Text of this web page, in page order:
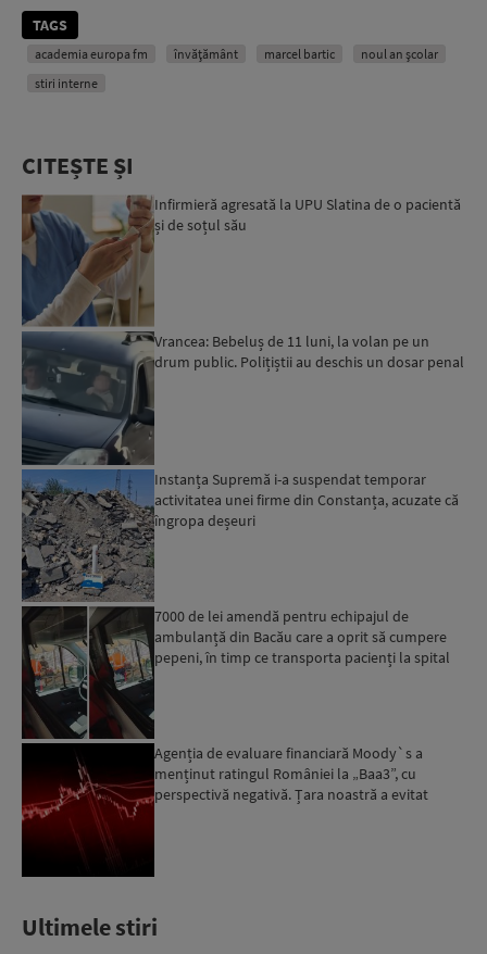
TAGS
academia europa fm învăţământ marcel bartic
noul an școlar
stiri interne
CITEȘTE ȘI
Infirmieră agresată la UPU Slatina de o pacientă
și de soțul său
Vrancea: Bebeluș de 11 luni, la volan pe un
drum public. Polițiștii au deschis un dosar penal
Instanța Supremă i-a suspendat temporar
activitatea unei firme din Constanța, acuzate că
îngropa deșeuri
7000 de lei amendă pentru echipajul de
ambulanță din Bacău care a oprit să cumpere
pepeni, în timp ce transporta pacienți la spital
Agenția de evaluare financiară Moody`s a
menținut ratingul României la „Baa3”, cu
perspectivă negativă. Țara noastră a evitat
Ultimele stiri